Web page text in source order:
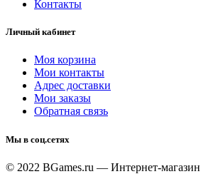
Контакты
Личный кабинет
Моя корзина
Мои контакты
Адрес доставки
Мои заказы
Обратная связь
Мы в соц.сетях
© 2022 BGames.ru — Интернет-